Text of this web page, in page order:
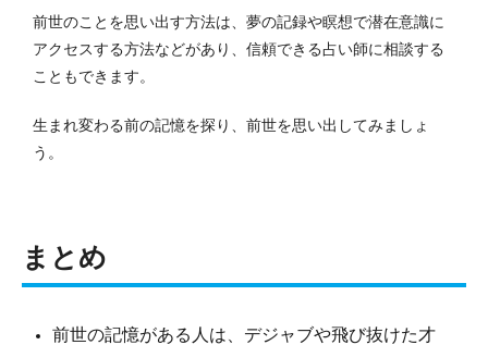
前世のことを思い出す方法は、夢の記録や瞑想で潜在意識に
アクセスする方法などがあり、信頼できる占い師に相談する
こともできます。
生まれ変わる前の記憶を探り、前世を思い出してみましょ
う。
まとめ
前世の記憶がある人は、デジャブや飛び抜けた才